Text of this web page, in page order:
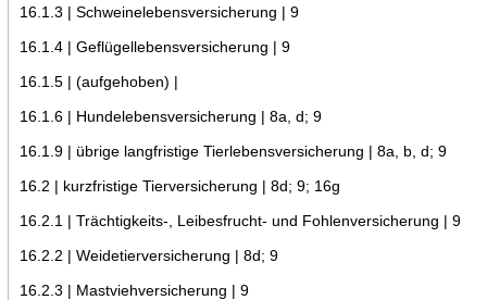
16.1.3 | Schweinelebensversicherung | 9
16.1.4 | Geflügellebensversicherung | 9
16.1.5 | (aufgehoben) |
16.1.6 | Hundelebensversicherung | 8a, d; 9
16.1.9 | übrige langfristige Tierlebensversicherung | 8a, b, d; 9
16.2 | kurzfristige Tierversicherung | 8d; 9; 16g
16.2.1 | Trächtigkeits-, Leibesfrucht- und Fohlenversicherung | 9
16.2.2 | Weidetierversicherung | 8d; 9
16.2.3 | Mastviehversicherung | 9